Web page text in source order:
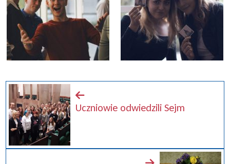
Uczniowie odwiedzili Sejm